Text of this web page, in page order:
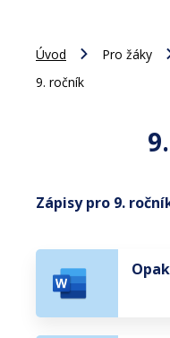
Úvod Pro žáky
9. ročník
Zápisy pro 9.